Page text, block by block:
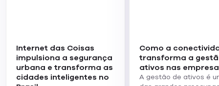
Internet das Coisas
impulsiona a segurança
urbana e transforma as
cidades inteligentes no
Como a
transforma a
ativos nas
A gestão de ativos é